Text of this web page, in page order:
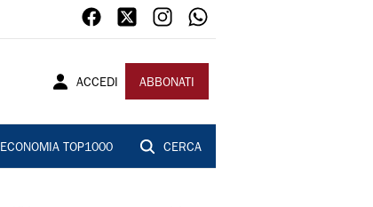
ACCEDI ABBONATI
ECONOMIA TOP1000 CERCA